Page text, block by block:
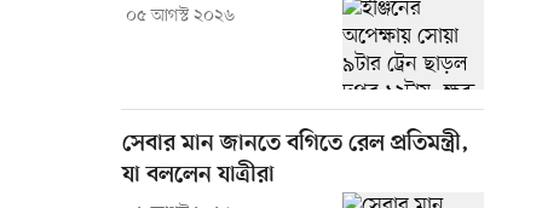
০৫ আগস্ট ২০২৬
সেবার মান জানতে বগিতে রেল প্রতিমন্ত্রী,
যা বললেন যাত্রীরা